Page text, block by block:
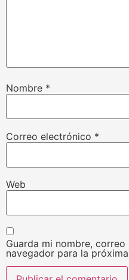
Nombre *
Correo electrónico *
Web
Guarda mi nombre,
navegador para la